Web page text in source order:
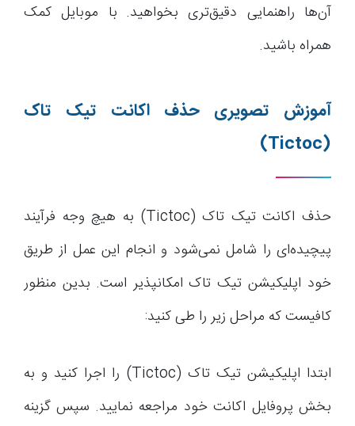
آن‌ها راهنمایی دقیق‌تری بخواهید. با موبایل کمک
همراه باشید.
آموزش تصویری حذف اکانت تیک تاک
(Tictoc)
حذف اکانت تیک تاک (Tictoc) به هیچ وجه فرآیند
پیچیده‌ای را شامل نمی‌شود و انجام این عمل از طریق
خود اپلیکیشن تیک تاک امکانپذیر است. بدین منظور
کافیست که مراحل زیر را طی کنید:
ابتدا اپلیکیشن تیک تاک (Tictoc) را اجرا کنید و به
بخش پروفایل اکانت خود مراجعه نمایید. سپس گزینه